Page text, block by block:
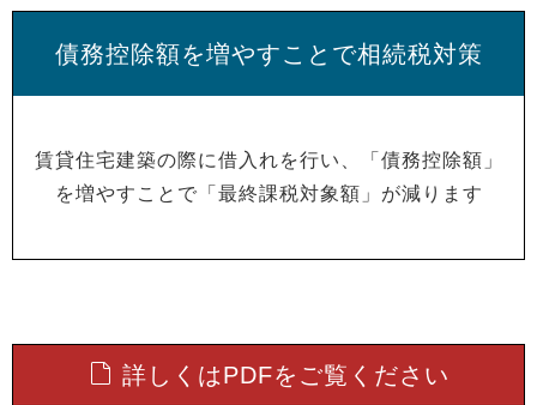
債務控除額を増やすことで相続税対策
賃貸住宅建築の際に借入れを行い、「債務控除額」
を増やすことで「最終課税対象額」が減ります
詳しくはPDFをご覧ください